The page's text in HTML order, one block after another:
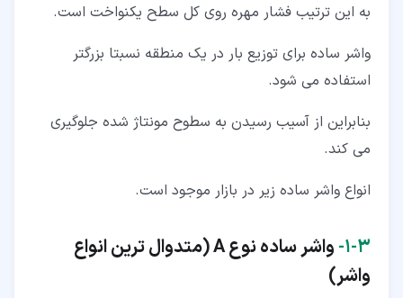
به این ترتیب فشار مهره روی کل سطح یکنواخت است.
واشر ساده برای توزیع بار در یک منطقه نسبتا بزرگتر
استفاده می شود.
بنابراین از آسیب رسیدن به سطوح مونتاژ شده جلوگیری
می کند.
انواع واشر ساده زیر در بازار موجود است.
۳‏-‏۱‏- واشر ساده نوع A (متدوال ترین انواع
واشر)